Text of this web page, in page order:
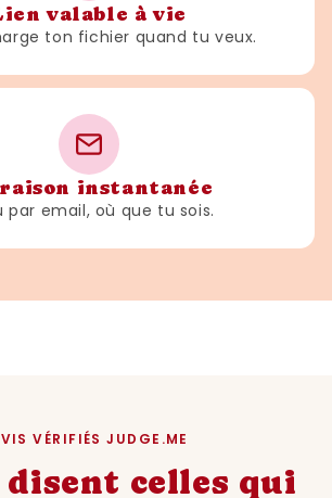
valable à vie
ton fichier quand tu veux.
instantanée
par email, où que tu sois.
VÉRIFIÉS JUDGE.ME
disent celles qui